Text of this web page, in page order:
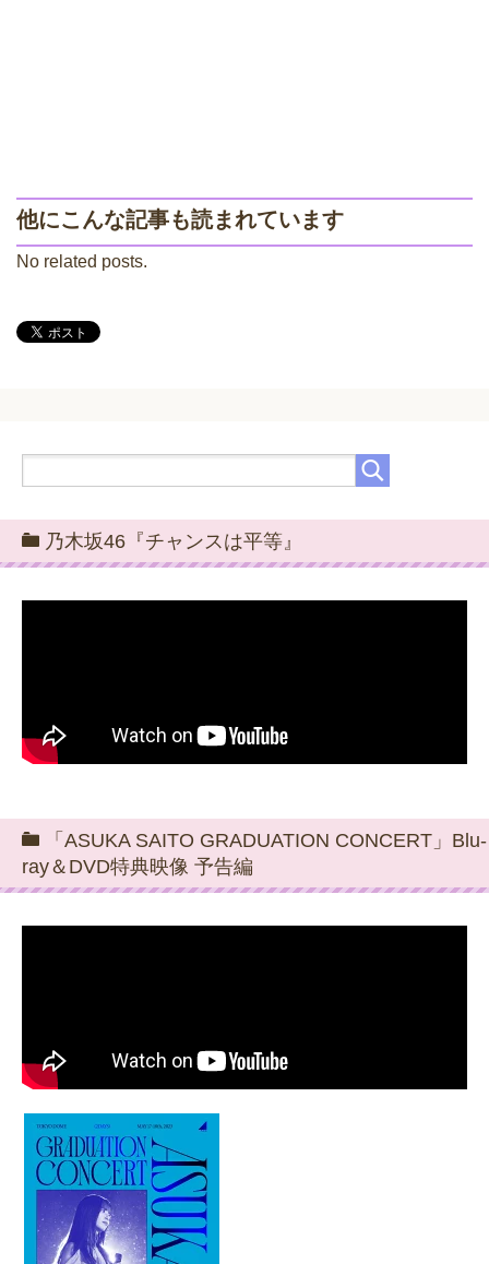
他にこんな記事も読まれています
No related posts.
乃木坂46『チャンスは平等』
「ASUKA SAITO GRADUATION CONCERT」Blu-
ray＆DVD特典映像 予告編